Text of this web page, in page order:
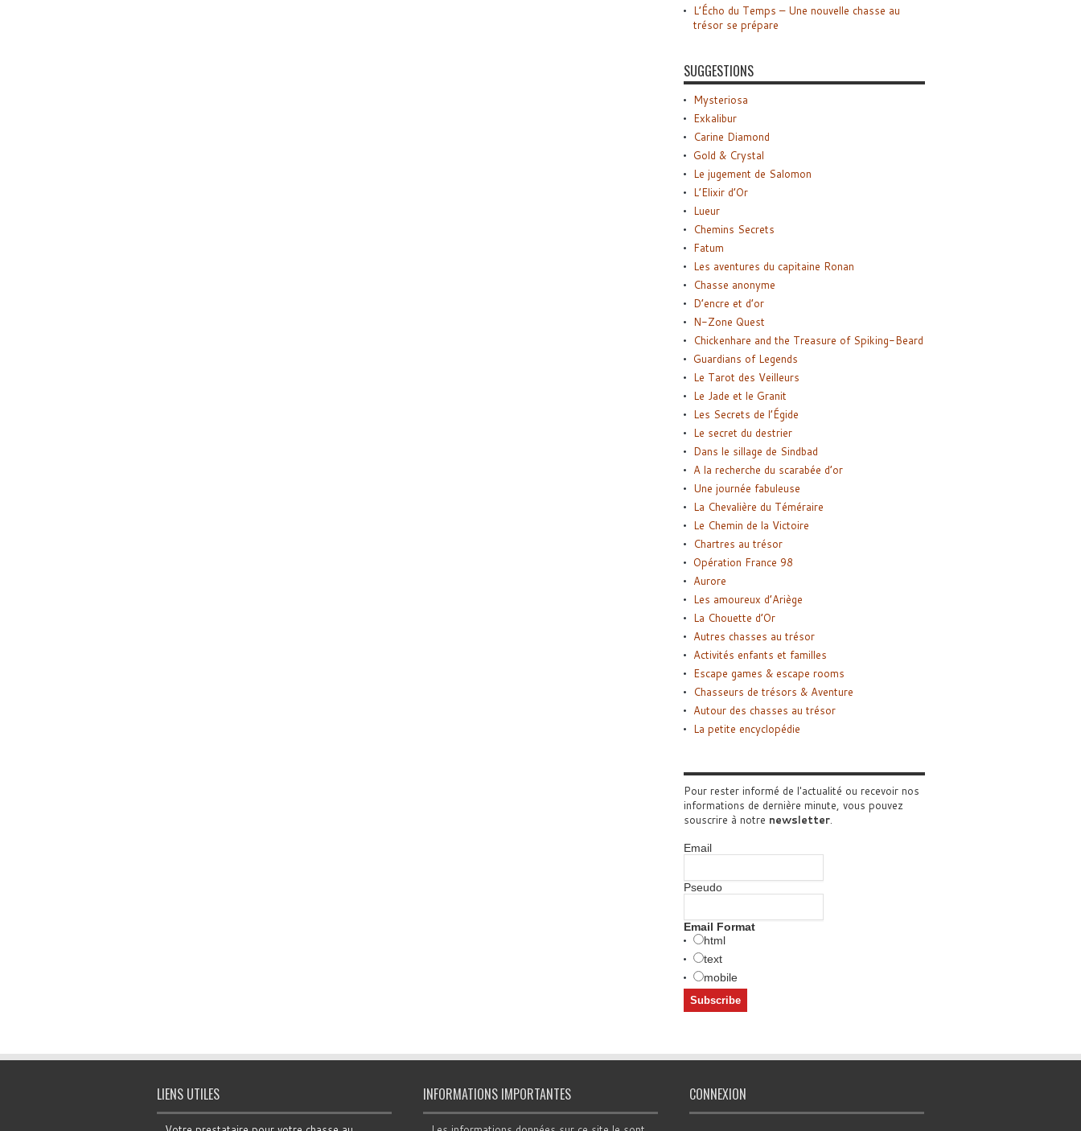
L’Écho du Temps – Une nouvelle chasse au
trésor se prépare
SUGGESTIONS
Mysteriosa
Exkalibur
Carine Diamond
Gold & Crystal
Le jugement de Salomon
L’Elixir d’Or
Lueur
Chemins Secrets
Fatum
Les aventures du capitaine Ronan
Chasse anonyme
D’encre et d’or
N-Zone Quest
Chickenhare and the Treasure of Spiking-Beard
Guardians of Legends
Le Tarot des Veilleurs
Le Jade et le Granit
Les Secrets de l’Égide
Le secret du destrier
Dans le sillage de Sindbad
A la recherche du scarabée d’or
Une journée fabuleuse
La Chevalière du Téméraire
Le Chemin de la Victoire
Chartres au trésor
Opération France 98
Aurore
Les amoureux d’Ariège
La Chouette d’Or
Autres chasses au trésor
Activités enfants et familles
Escape games & escape rooms
Chasseurs de trésors & Aventure
Autour des chasses au trésor
La petite encyclopédie
Pour rester informé de l'actualité ou recevoir nos
informations de dernière minute, vous pouvez
souscrire à notre newsletter.
Email
Pseudo
Email Format
html
text
mobile
LIENS UTILES INFORMATIONS IMPORTANTES CONNEXION